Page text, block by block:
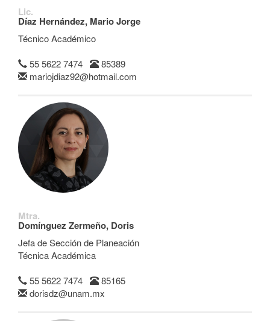
Lic.
Díaz Hernández, Mario Jorge
Técnico Académico
55 5622 7474
85389
mariojdiaz92@hotmail.com
Mtra.
Domínguez Zermeño, Doris
Jefa de Sección de Planeación
Técnica Académica
55 5622 7474
85165
dorisdz@unam.mx